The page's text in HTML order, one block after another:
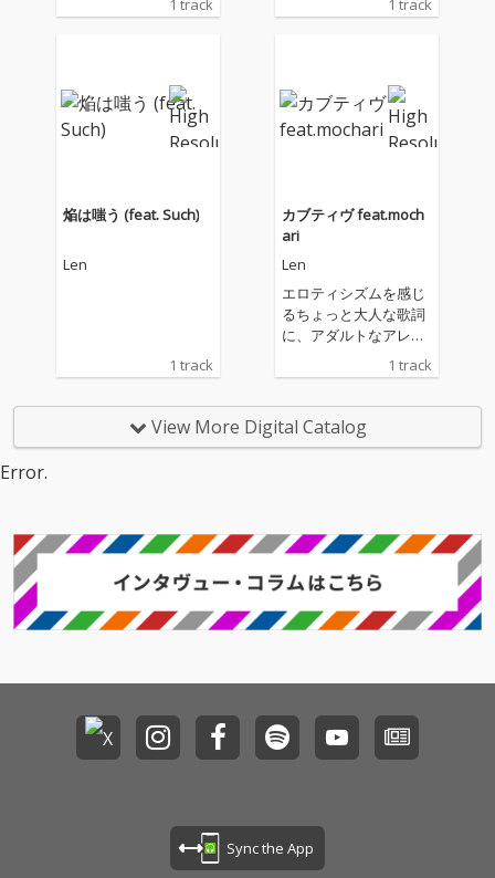
1 track 1 track
焔は嗤う (feat. Such)
Len
1 track
カブティヴ feat.moch
ari
Len
エロティシズムを感じ
るちょっと大人な歌詞
に、アダルトなアレン
ジがスウィングする。
1 track
View More Digital Catalog
Error.
Sync the App